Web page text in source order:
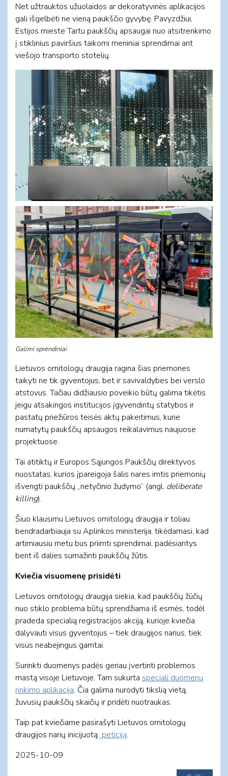
Net užtrauktos užuolaidos ar dekoratyvinės aplikacijos
gali išgelbėti ne vieną paukščio gyvybę. Pavyzdžiui,
Estijos mieste Tartu paukščių apsaugai nuo atsitrenkimo
į stiklinius paviršius taikomi meniniai sprendimai ant
viešojo transporto stotelių.
Galimi sprendiniai
Lietuvos ornitologų draugija ragina šias priemones
taikyti ne tik gyventojus, bet ir savivaldybes bei verslo
atstovus. Tačiau didžiausio poveikio būtų galima tikėtis
jeigu atsakingos institucijos įgyvendintų statybos ir
pastatų priežiūros teisės aktų pakeitimus, kurie
numatytų paukščių apsaugos reikalavimus naujuose
projektuose.
Tai atitiktų ir Europos Sąjungos Paukščių direktyvos
nuostatas, kurios įpareigoja šalis nares imtis priemonių
išvengti paukščių „netyčinio žudymo“ (angl. deliberate
killing).
Šiuo klausimu Lietuvos ornitologų draugija ir toliau
bendradarbiauja su Aplinkos ministerija, tikėdamasi, kad
artimiausiu metu bus priimti sprendimai, padėsiantys
bent iš dalies sumažinti paukščių žūtis.
Kviečia visuomenę prisidėti
Lietuvos ornitologų draugija siekia, kad paukščių žūčių
nuo stiklo problema būtų sprendžiama iš esmės, todėl
pradeda specialią registracijos akciją, kurioje kviečia
dalyvauti visus gyventojus – tiek draugijos narius, tiek
visus neabejingus gamtai.
Surinkti duomenys padės geriau įvertinti problemos
mastą visoje Lietuvoje. Tam sukurta speciali duomenų
rinkimo aplikacija. Čia galima nurodyti tikslią vietą,
žuvusių paukščių skaičių ir pridėti nuotraukas.
Taip pat kviečiame pasirašyti Lietuvos ornitologų
draugijos narių inicijuotą peticiją.
2025-10-09